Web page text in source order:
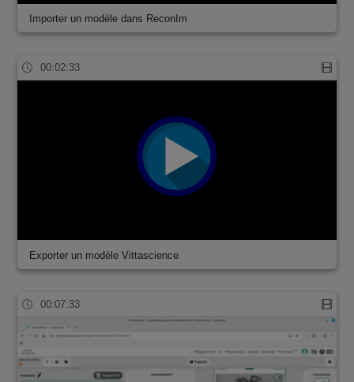
Importer un modèle dans ReconIm
00:02:33
Exporter un modèle Vittascience
00:07:33